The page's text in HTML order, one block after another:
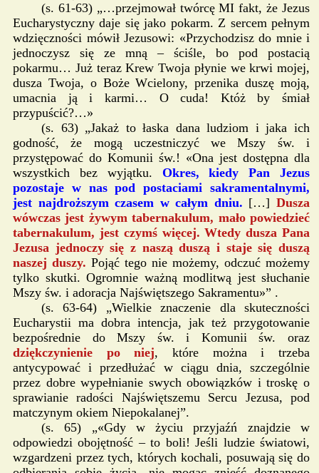
(s. 61-63) „…przejmował twórcę MI fakt, że Jezus
Eucharystyczny daje się jako pokarm. Z sercem pełnym
wdzięczności mówił Jezusowi: «Przychodzisz do mnie i
jednoczysz się ze mną – ściśle, bo pod postacią
pokarmu… Już teraz Krew Twoja płynie we krwi mojej,
dusza Twoja, o Boże Wcielony, przenika duszę moją,
umacnia ją i karmi… O cuda! Któż by śmiał
przypuścić?…»
(s. 63) „Jakaż to łaska dana ludziom i jaka ich
godność, że mogą uczestniczyć we Mszy św. i
przystępować do Komunii św.! «Ona jest dostępna dla
wszystkich bez wyjątku. Okres, kiedy Pan Jezus
pozostaje w nas pod postaciami sakramentalnymi,
jest najdroższym czasem w całym dniu. […]Dusza
wówczas jest żywym tabernakulum, mało powiedzieć
tabernakulum, jest czymś więcej. Wtedy dusza Pana
Jezusa jednoczy się z naszą duszą i staje się duszą
naszej duszy. Pojąć tego nie możemy, odczuć możemy
tylko skutki. Ogromnie ważną modlitwą jest słuchanie
Mszy św. i adoracja Najświętszego Sakramentu»” .
(s. 63-64) „Wielkie znaczenie dla skuteczności
Eucharystii ma dobra intencja, jak też przygotowanie
bezpośrednie do Mszy św. i Komunii św. oraz
dziękczynienie po niej, które można i trzeba
antycypować i przedłużać w ciągu dnia, szczególnie
przez dobre wypełnianie swych obowiązków i troskę o
sprawianie radości Najświętszemu Sercu Jezusa, pod
matczynym okiem Niepokalanej”.
(s. 65) „«Gdy w życiu przyjaźń znajdzie w
odpowiedzi obojętność – to boli! Jeśli ludzie światowi,
wzgardzeni przez tych, których kochali, posuwają się do